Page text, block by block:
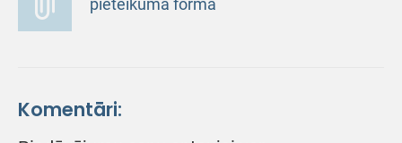
pieteikuma forma
Komentāri: